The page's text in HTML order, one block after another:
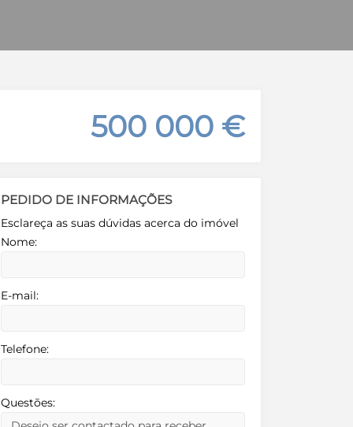
500 000 €
PEDIDO DE INFORMAÇÕES
Esclareça as suas dúvidas acerca do imóvel
Nome:
E-mail:
Telefone:
Questões: